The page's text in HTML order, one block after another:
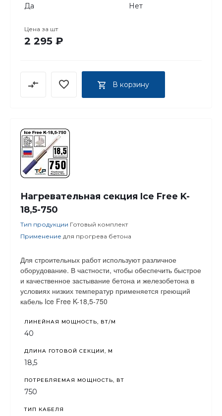
Да Нет
Цена за шт
2 295 ₽
В корзину
Нагревательная секция Ice Free K-
18,5-750
Тип продукции Готовый комплект
Применение для прогрева бетона
Для строительных работ используют различное
оборудование. В частности, чтобы обеспечить быстрое
и качественное застывание бетона и железобетона в
условиях низких температур применяется греющий
кабель Ice Free K-18,5-750
ЛИНЕЙНАЯ МОЩНОСТЬ, ВТ/М
40
ДЛИНА ГОТОВОЙ СЕКЦИИ, М
18,5
ПОТРЕБЛЯЕМАЯ МОЩНОСТЬ, ВТ
750
ТИП КАБЕЛЯ